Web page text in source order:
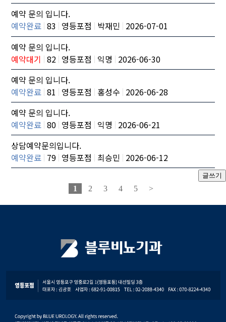
예약 문의 입니다.
예약완료 83 영등포점 박재민 2026-07-01
예약 문의 입니다.
예약대기 82 영등포점 익명 2026-06-30
예약 문의 입니다.
예약완료 81 영등포점 홍성수 2026-06-28
예약 문의 입니다.
예약완료 80 영등포점 익명 2026-06-21
상담예약문의입니다.
예약완료 79 영등포점 최승민 2026-06-12
1 2 3 4 5 >